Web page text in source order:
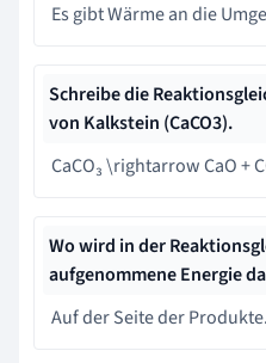
Es gibt Wärme an die
Schreibe die
von Kalkstein (CaCO3).
CaCO₃ \rightarrow CaO +
Wo wird in der
aufgenommene Energie
Auf der Seite der Produkte.